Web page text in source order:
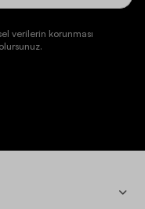
verilerin korunması